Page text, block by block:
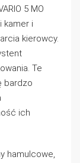
5 MO
kamer i
kierowcy.
Te
bardzo
ich
hamulcowe,